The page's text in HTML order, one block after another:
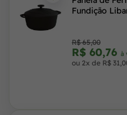
Fundição
R$ 65,00
R$ 60,76 à
ou 2x de R$